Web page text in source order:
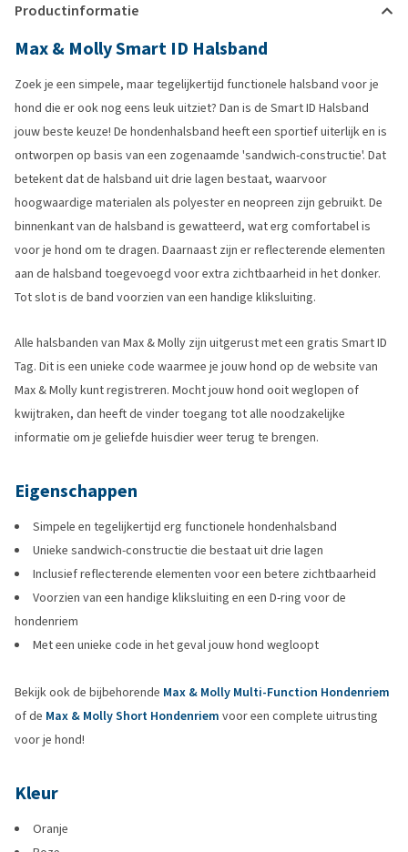
Productinformatie
Max & Molly Smart ID Halsband
Zoek je een simpele, maar tegelijkertijd functionele halsband voor je
hond die er ook nog eens leuk uitziet? Dan is de Smart ID Halsband
jouw beste keuze! De hondenhalsband heeft een sportief uiterlijk en is
ontworpen op basis van een zogenaamde 'sandwich-constructie'. Dat
betekent dat de halsband uit drie lagen bestaat, waarvoor
hoogwaardige materialen als polyester en neopreen zijn gebruikt. De
binnenkant van de halsband is gewatteerd, wat erg comfortabel is
voor je hond om te dragen. Daarnaast zijn er reflecterende elementen
aan de halsband toegevoegd voor extra zichtbaarheid in het donker.
Tot slot is de band voorzien van een handige kliksluiting.
Alle halsbanden van Max & Molly zijn uitgerust met een gratis Smart ID
Tag. Dit is een unieke code waarmee je jouw hond op de website van
Max & Molly kunt registreren. Mocht jouw hond ooit weglopen of
kwijtraken, dan heeft de vinder toegang tot alle noodzakelijke
informatie om je geliefde huisdier weer terug te brengen.
Eigenschappen
Simpele en tegelijkertijd erg functionele hondenhalsband
Unieke sandwich-constructie die bestaat uit drie lagen
Inclusief reflecterende elementen voor een betere zichtbaarheid
Voorzien van een handige kliksluiting en een D-ring voor de
hondenriem
Met een unieke code in het geval jouw hond wegloopt
Bekijk ook de bijbehorende Max & Molly Multi-Function Hondenriem
of de Max & Molly Short Hondenriem voor een complete uitrusting
voor je hond!
Kleur
Oranje